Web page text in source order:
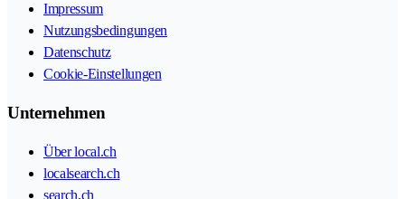
Impressum
Nutzungsbedingungen
Datenschutz
Cookie-Einstellungen
Unternehmen
Über local.ch
localsearch.ch
search.ch